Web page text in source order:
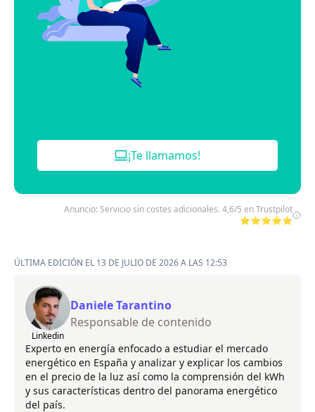
¡Te llamamos!
Anuncio: Servicio sin costes adicionales. 4,6/5 en Trustpilot
⭐⭐⭐⭐⭐
ÚLTIMA EDICIÓN EL 13 DE JULIO DE 2026 A LAS 12:53
Linkedin
Daniele Tarantino
Responsable de contenido
Experto en energía enfocado a estudiar el mercado
energético en España y analizar y explicar los cambios
en el precio de la luz así como la comprensión del kWh
y sus características dentro del panorama energético
del país.